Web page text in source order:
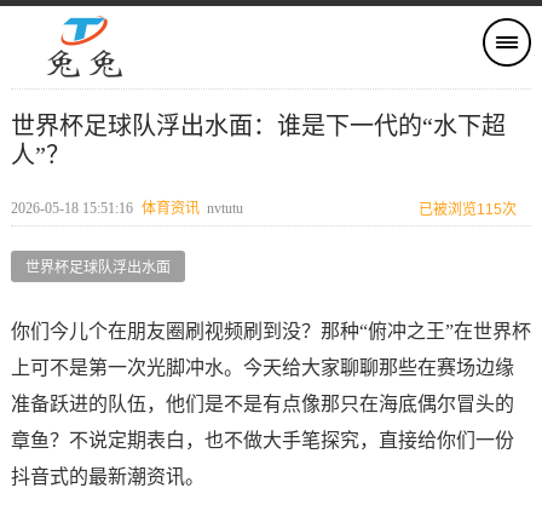
世界杯足球队浮出水面：谁是下一代的“水下超
人”？
2026-05-18 15:51:16 体育资讯 nvtutu 已被浏览115次
世界杯足球队浮出水面
你们今儿个在朋友圈刷视频刷到没？那种“俯冲之王”在世界杯
上可不是第一次光脚冲水。今天给大家聊聊那些在赛场边缘
准备跃进的队伍，他们是不是有点像那只在海底偶尔冒头的
章鱼？不说定期表白，也不做大手笔探究，直接给你们一份
抖音式的最新潮资讯。